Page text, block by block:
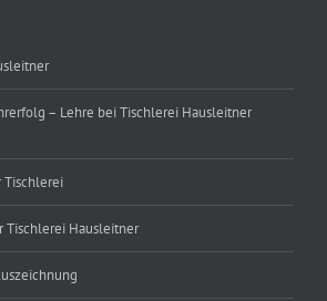
– Lehre bei Tischlerei Hausleitner
Tischlerei
Tischlerei Hausleitner